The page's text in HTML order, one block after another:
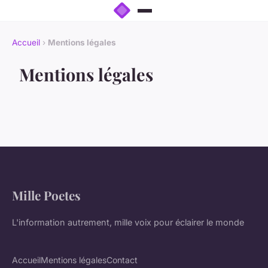
Accueil › Mentions légales
Mentions légales
Mille Poetes
L'information autrement, mille voix pour éclairer le monde
AccueilMentions légalesContact